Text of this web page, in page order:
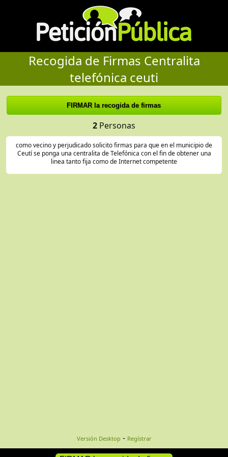
Recogida de Firmas Centralita
telefónica ceuti
2 Personas
como vecino y perjudicado solicito firmas para que en el municipio de
Ceutí se ponga una centralita de Telefónica con el fin de obtener una
linea tanto fija como de Internet competente
Versión Desktop - Regístrar